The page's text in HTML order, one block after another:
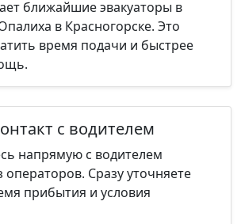
ближайшие эвакуаторы в
в Красногорске. Это
время подачи и быстрее
с водителем
напрямую с водителем
операторов. Сразу уточняете
прибытия и условия